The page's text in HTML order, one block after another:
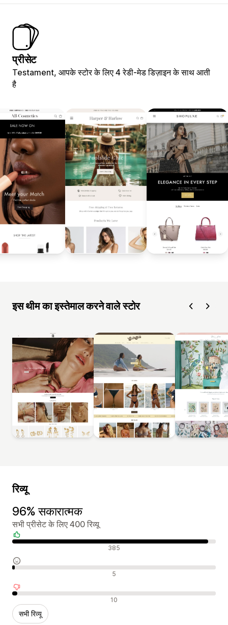
प्रीसेट
Testament, आपके स्टोर के लिए 4 रेडी-मेड डिज़ाइन के साथ आती
है
इस थीम का इस्तेमाल करने वाले स्टोर
रिव्यू
96% सकारात्मक
सभी प्रीसेट के लिए 400 रिव्यू
सकारात्मक रिव्यू 385
न्यूट्रल रिव्यू 5
नकारात्मक रिव्यू 10
सभी रिव्यू